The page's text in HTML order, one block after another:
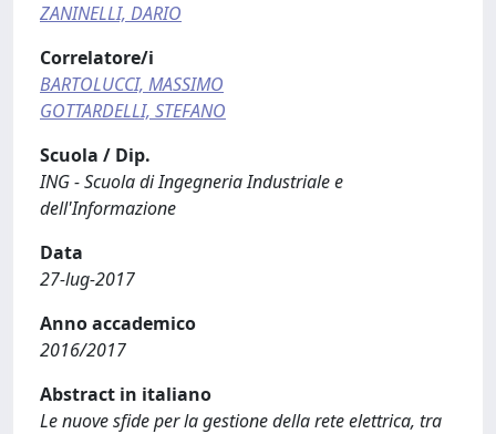
ZANINELLI, DARIO
Correlatore/i
BARTOLUCCI, MASSIMO
GOTTARDELLI, STEFANO
Scuola / Dip.
ING - Scuola di Ingegneria Industriale e
dell'Informazione
Data
27-lug-2017
Anno accademico
2016/2017
Abstract in italiano
Le nuove sfide per la gestione della rete elettrica, tra